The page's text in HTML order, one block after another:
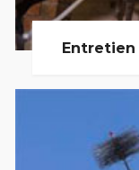
Entretien